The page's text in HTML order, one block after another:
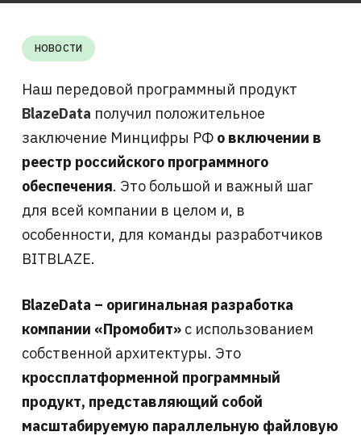
НОВОСТИ
Наш передовой программный продукт
BlazeData получил положительное
заключение Минцифры РФ о включении в
реестр российского программного
обеспечения. Это большой и важный шаг
для всей компании в целом и, в
особенности, для команды разработчиков
BITBLAZE.
BlazeData – оригинальная разработка
компании «Промобит» с использованием
собственной архитектуры. Это
кроссплатформенной программный
продукт, представляющий собой
масштабируемую параллельную файловую